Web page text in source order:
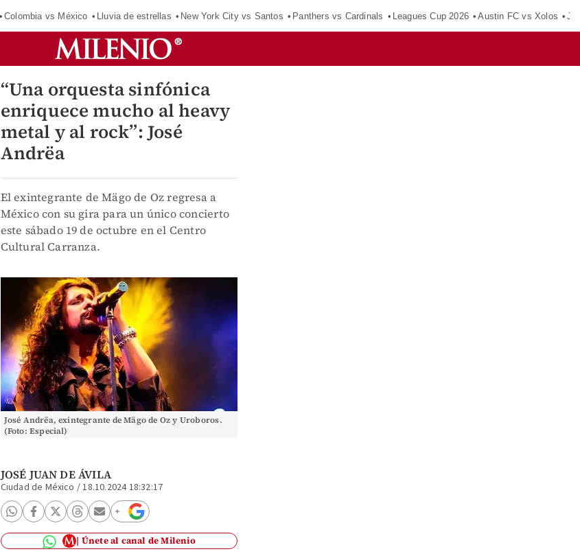
Colombia vs México Lluvia de estrellas New York City vs Santos Panthers vs Cardinals Leagues Cup 2026 Austin FC vs Xolos
“Una orquesta sinfónica
enriquece mucho al heavy
metal y al rock”: José
Andrëa
El exintegrante de Mägo de Oz regresa a
México con su gira para un único concierto
este sábado 19 de octubre en el Centro
Cultural Carranza.
José Andrëa, exintegrante de Mägo de Oz y Uroboros.
(Foto: Especial)
JOSÉ JUAN DE ÁVILA
Ciudad de México /18.10.2024 18:32:17
Únete al canal de Milenio